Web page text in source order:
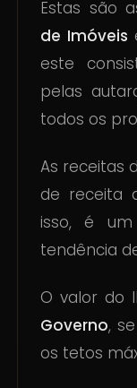
Estas são
de Imóveis
este
pelas
todos os
As receitas
de receita
isso, é
tendência
O valor do
Governo,
os tetos